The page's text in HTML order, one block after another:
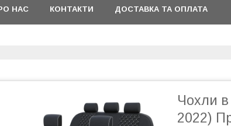
НАС КОНТАКТИ ДОСТАВКА ТА ОПЛАТА
Чохли в
2022)